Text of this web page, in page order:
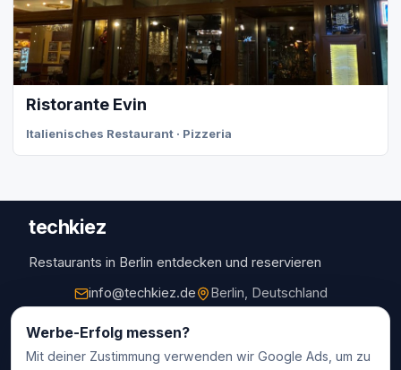
Ristorante Evin
Italienisches Restaurant · Pizzeria
techkiez
Restaurants in Berlin entdecken und reservieren
info@techkiez.de
Berlin, Deutschland
Restaurants
Restaurantauswahl
Werbe-Erfolg messen?
Mit deiner Zustimmung verwenden wir Google Ads, um zu